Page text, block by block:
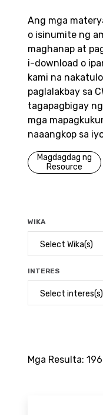
Ang mga
o isinumite ng
maghanap at
i-download o
kami na
paglalakbay sa
tagapagbigay
mga
naaangkop sa
Magdagdag ng
Resource
WIKA
Select Wika(s)
INTERES
Select interes(s)
Mga Resulta: